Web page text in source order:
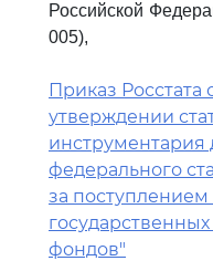
Российской
005),
Приказ Росстата
утверждении
инструментария
федерального
за
фондов"